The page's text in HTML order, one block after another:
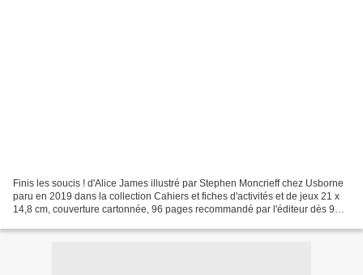
Finis les soucis ! d'Alice James illustré par Stephen Moncrieff chez Usborne
paru en 2019 dans la collection Cahiers et fiches d'activités et de jeux 21 x
14,8 cm, couverture cartonnée, 96 pages recommandé par l'éditeur dès 9